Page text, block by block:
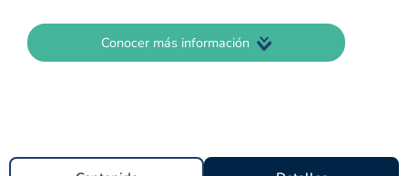
Conocer más información